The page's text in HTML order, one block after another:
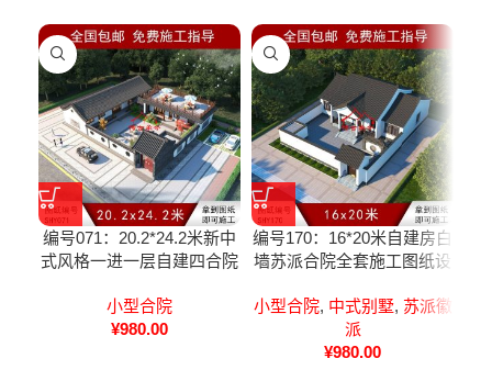
编号071：20.2*24.2米新中
式风格一进一层自建四合院
小型合院
¥980.00
编号170：16*20米自建房白
墙苏派合院全套施工图纸设
小型合院, 中式别墅, 苏派徽
派
¥980.00